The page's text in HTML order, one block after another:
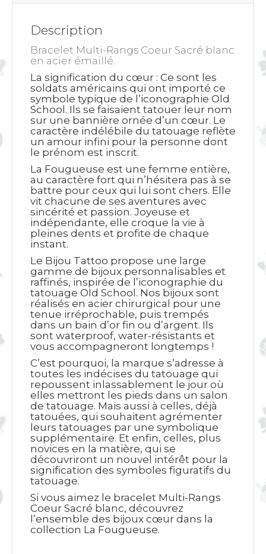
Description
Bracelet Multi-Rangs Coeur Sacré blanc
en acier émaillé.
La signification du cœur : Ce sont les
soldats américains qui ont importé ce
symbole typique de l’iconographie Old
School. Ils se faisaient tatouer leur nom
sur une bannière ornée d’un cœur. Le
caractère indélébile du tatouage reflète
un amour infini pour la personne dont
le prénom est inscrit.
La Fougueuse est une femme entière,
au caractère fort qui n’hésitera pas à se
battre pour ceux qui lui sont chers. Elle
vit chacune de ses aventures avec
sincérité et passion. Joyeuse et
indépendante, elle croque la vie à
pleines dents et profite de chaque
instant.
Le Bijou Tattoo propose une large
gamme de bijoux personnalisables et
raffinés, inspirée de l’iconographie du
tatouage Old School. Nos bijoux sont
réalisés en acier chirurgical pour une
tenue irréprochable, puis trempés
dans un bain d’or fin ou d’argent. Ils
sont waterproof, water-résistants et
vous accompagneront longtemps !
C’est pourquoi, la marque s’adresse à
toutes les indécises du tatouage qui
repoussent inlassablement le jour où
elles mettront les pieds dans un salon
de tatouage. Mais aussi à celles, déjà
tatouées, qui souhaitent agrémenter
leurs tatouages par une symbolique
supplémentaire. Et enfin, celles, plus
novices en la matière, qui se
découvriront un nouvel intérêt pour la
signification des symboles figuratifs du
tatouage.
Si vous aimez le bracelet Multi-Rangs
Coeur Sacré blanc, découvrez
l’ensemble des bijoux cœur dans la
collection La Fougueuse.